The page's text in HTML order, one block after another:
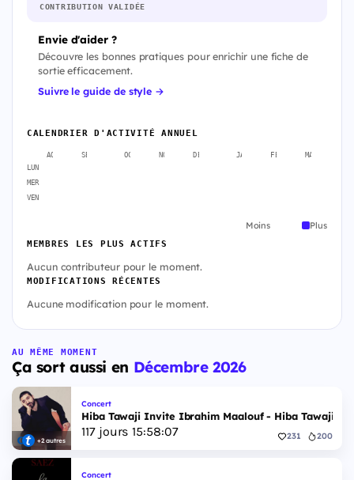
CONTRIBUTION VALIDÉE
Envie d'aider ?
Découvre les bonnes pratiques pour enrichir une fiche de
sortie efficacement.
Suivre le guide de style →
CALENDRIER D'ACTIVITÉ ANNUEL
AOÛT SEPT. OCT. NOV. DÉC. JANV. FÉVR. MARS
LUN
MER
VEN
Moins Plus
MEMBRES LES PLUS ACTIFS
Aucun contributeur pour le moment.
MODIFICATIONS RÉCENTES
Aucune modification pour le moment.
AU MÊME MOMENT
Ça sort aussi en Décembre 2026
+2 autres
Concert
Hiba Tawaji Invite Ibrahim Maalouf - Hiba Tawaji &
117jours 15:58:06 231 200
Concert